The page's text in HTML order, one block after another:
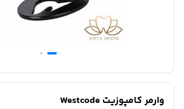
وارمر کامپوزیت Westcode